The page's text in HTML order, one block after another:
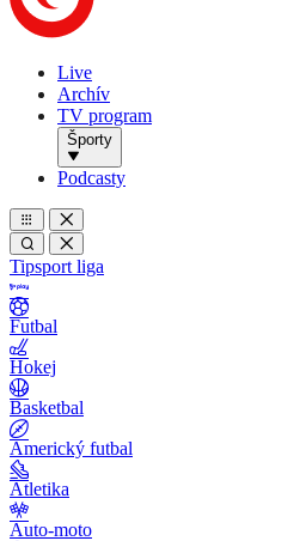
Live
Archív
TV program
Športy
Podcasty
Tipsport liga
Futbal
Hokej
Basketbal
Americký futbal
Atletika
Auto-moto